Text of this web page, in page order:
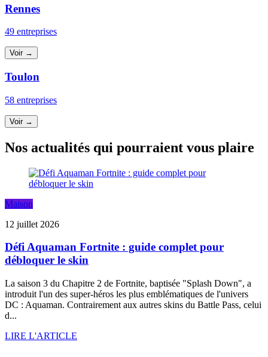
Rennes
49 entreprises
Voir →
Toulon
58 entreprises
Voir →
Nos actualités qui pourraient vous plaire
Maison
12 juillet 2026
Défi Aquaman Fortnite : guide complet pour
débloquer le skin
La saison 3 du Chapitre 2 de Fortnite, baptisée "Splash Down", a
introduit l'un des super-héros les plus emblématiques de l'univers
DC : Aquaman. Contrairement aux autres skins du Battle Pass, celui
d...
LIRE L'ARTICLE